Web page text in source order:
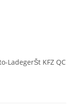
LadegerŠt KFZ QC